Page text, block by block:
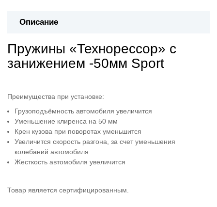
Описание
Пружины «Технорессор» с
занижением -50мм Sport
Преимущества при установке:
Грузоподъёмность автомобиля увеличится
Уменьшение клиренса на 50 мм
Крен кузова при поворотах уменьшится
Увеличится скорость разгона, за счет уменьшения
колебаний автомобиля
Жесткость автомобиля увеличится
Товар является сертифицированным.